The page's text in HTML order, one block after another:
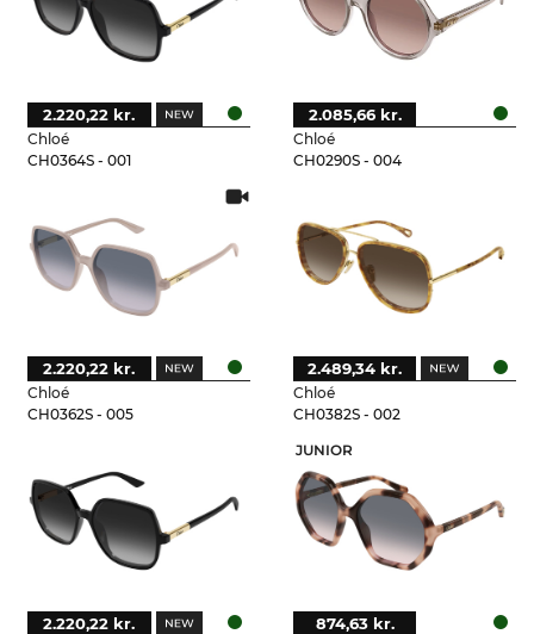
Chloé
CH0364S - 001
2.220,22 kr.
Chloé
CH0290S - 004
2.085,66 kr.
Chloé
CH0362S - 005
2.220,22 kr.
Chloé
CH0382S - 002
2.489,34 kr.
2.220,22 kr.
JUNIOR
874,63 kr.